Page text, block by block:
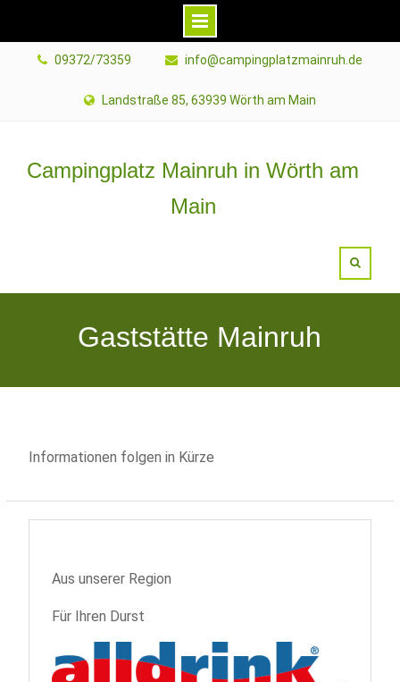
09372/73359 info@campingplatzmainruh.de
Landstraße 85, 63939 Wörth am Main
Campingplatz Mainruh in Wörth am
Main
Gaststätte Mainruh
Informationen folgen in Kürze
Aus unserer Region
Für Ihren Durst